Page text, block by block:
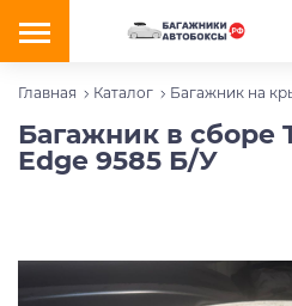
Главная Каталог Багажник на
Багажник в сборе
Edge 9585 Б/У